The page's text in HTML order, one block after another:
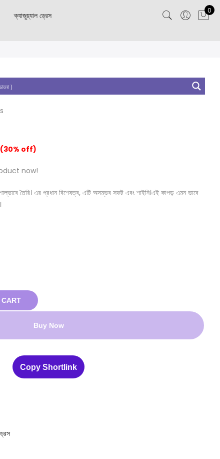
ক্যাজুয়্যাল ড্রেস
0
(30% off)
now!
তৈরি। এর প্রধান বিশেষত্ব, এটি অসম্ভব সফট এবং শাইনি।এই কাপড় এমন ভাবে
CART
Buy Now
Copy Shortlink